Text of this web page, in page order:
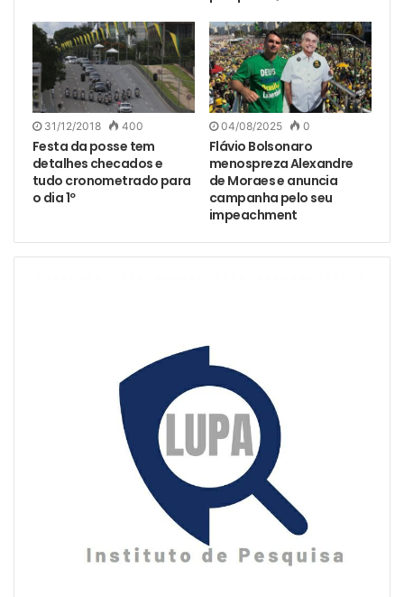
31/12/2018 400
Festa da posse tem
detalhes checados e
tudo cronometrado para
o dia 1º
04/08/2025 0
Flávio Bolsonaro
menospreza Alexandre
de Moraes e anuncia
campanha pelo seu
impeachment